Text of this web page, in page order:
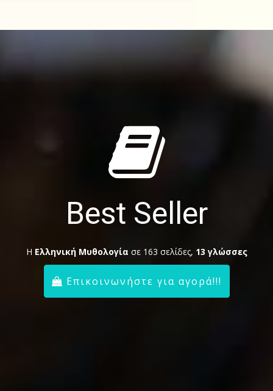
Best Seller
Η Ελληνική Μυθολογία σε 163 σελίδες, 13 γλώσσες
Επικοινωνήστε για αγορά!!!